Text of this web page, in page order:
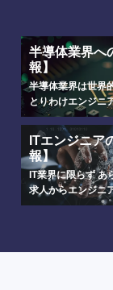
半導体業界へ
報】
半導体業界は世界
とりわけエンジニ
ITエンジニア
報】
IT業界に限らず あ
求人からエンジニ